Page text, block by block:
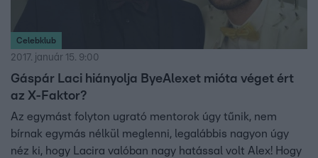
Celebklub
2017. január 15. 9:00
Gáspár Laci hiányolja ByeAlexet mióta véget ért
az X-Faktor?
Az egymást folyton ugrató mentorok úgy tűnik, nem
bírnak egymás nélkül meglenni, legalábbis nagyon úgy
néz ki, hogy Lacira valóban nagy hatással volt Alex! Hogy